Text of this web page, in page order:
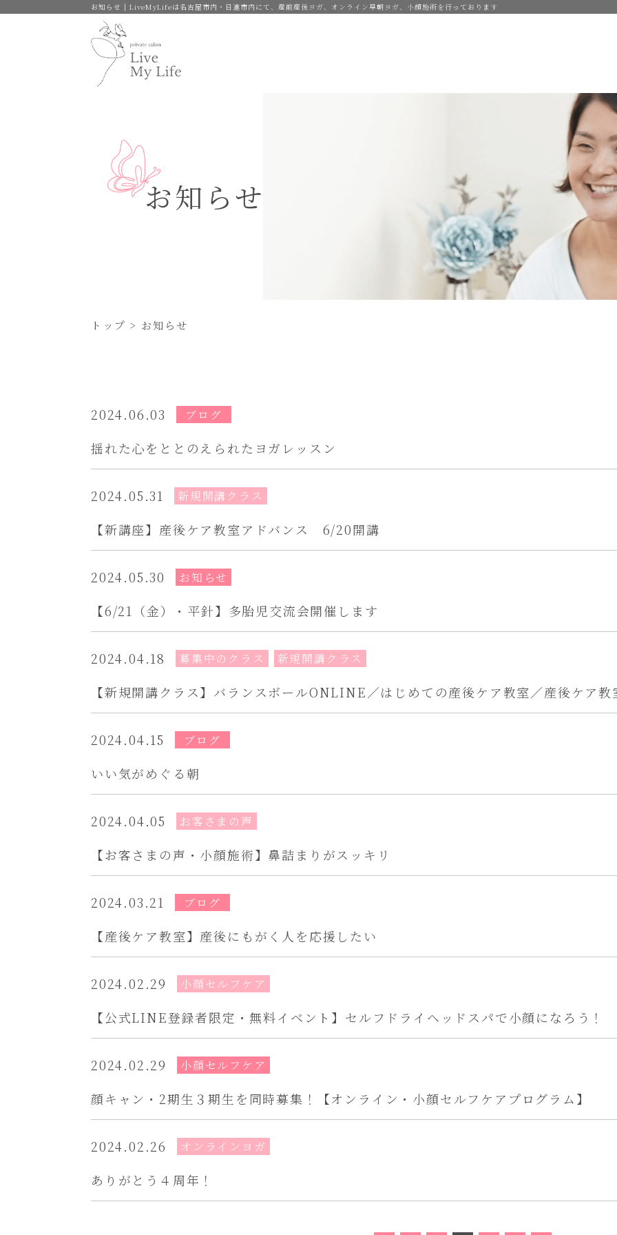
お知らせ | LiveMyLifeは名古屋市内・日進市内にて、産前産後ヨガ、オンライン早朝ヨガ、小顔施術を行っております
お知らせ
トップ お知らせ
2024.06.03 ブログ
揺れた心をととのえられたヨガレッスン
2024.05.31 新規開講クラス
【新講座】産後ケア教室アドバンス 6/20開講
2024.05.30 お知らせ
【6/21（金）・平針】多胎児交流会開催します
2024.04.18 募集中のクラス 新規開講クラス
【新規開講クラス】バランスボールONLINE／はじめての産後ケア教室／産後ケア教
2024.04.15 ブログ
いい気がめぐる朝
2024.04.05 お客さまの声
【お客さまの声・小顔施術】鼻詰まりがスッキリ
2024.03.21 ブログ
【産後ケア教室】産後にもがく人を応援したい
2024.02.29 小顔セルフケア
【公式LINE登録者限定・無料イベント】セルフドライヘッドスパで小顔になろう！
2024.02.29 小顔セルフケア
顔キャン・2期生３期生を同時募集！【オンライン・小顔セルフケアプログラム】
2024.02.26 オンラインヨガ
ありがとう４周年！